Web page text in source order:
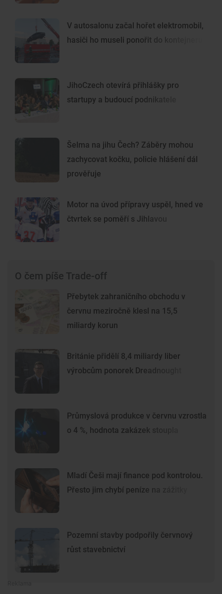
V autosalonu začal hořet elektromobil,
hasiči ho museli ponořit do kontejneru
JihoCzech otevírá přihlášky pro
startupy a budoucí podnikatele
Šelma na jihu Čech? Záběry mohou
zachycovat kočku, policie hlášení dál
prověřuje
Motor na úvod přípravy uspěl, hned ve
čtvrtek se poměří s Jihlavou
O čem píše Trade-off
Přebytek zahraničního obchodu v
červnu meziročně klesl na 15,5
miliardy korun
Británie přidělí 8,4 miliardy liber
výrobcům ponorek Dreadnought
Průmyslová produkce v červnu vzrostla
o 4 %, hodnota zakázek stoupla
Mladí Češi mají finance pod kontrolou.
Přesto jim chybí peníze na zážitky
Pozemní stavby podpořily červnový
růst stavebnictví